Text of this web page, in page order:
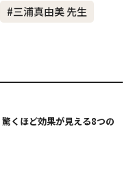
#三浦真由美 先生
くほど効果が見える8つの